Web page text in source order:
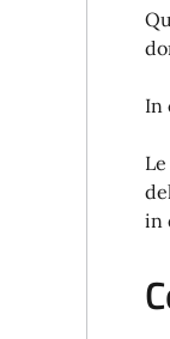
In
in